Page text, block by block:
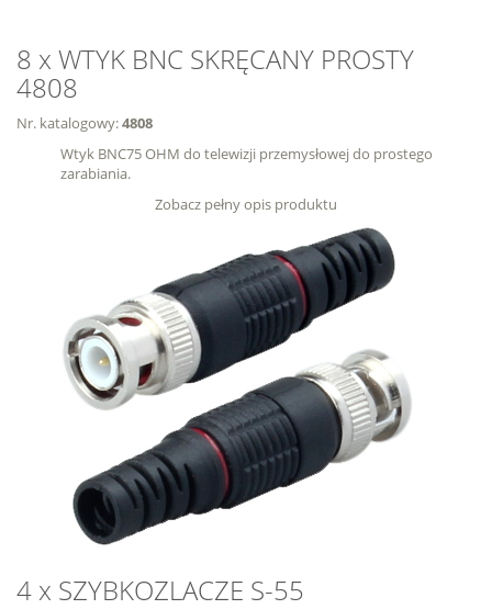
8 x WTYK BNC SKRĘCANY PROSTY
4808
Nr. katalogowy:4808
Wtyk BNC75 OHM do telewizji przemysłowej do prostego
zarabiania.
Zobacz pełny opis produktu
4 x SZYBKOZLACZE S-55